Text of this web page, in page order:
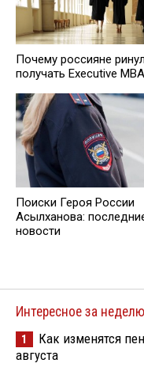
Почему россияне
получать Executive MBA
Поиски Героя России
Асылханова:
новости
Интересное за неделю
1
Как изменятся
августа